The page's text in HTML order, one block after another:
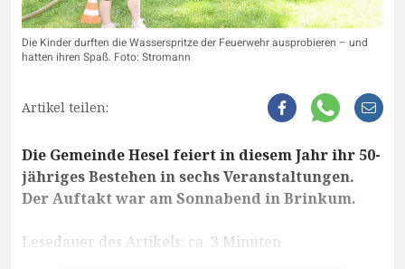
Die Kinder durften die Wasserspritze der Feuerwehr ausprobieren – und
hatten ihren Spaß. Foto: Stromann
Artikel teilen:
Die Gemeinde Hesel feiert in diesem Jahr ihr 50-
jähriges Bestehen in sechs Veranstaltungen.
Der Auftakt war am Sonnabend in Brinkum.
Lesedauer des Artikels: ca. 3 Minuten